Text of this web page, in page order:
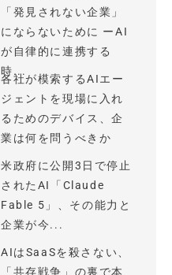
「発見されない企業」
にならないために ーAI
が自律的に連携する
時...
各社が模索するAIエー
ジェントを現場に入れ
るためのデバイス、企
業は何を問うべきか
米政府に公開3日で停止
されたAI「Claude
Fable 5」、その能力と
企業が今...
AIはSaaSを殺さない、
「共存戦争」の裏で本